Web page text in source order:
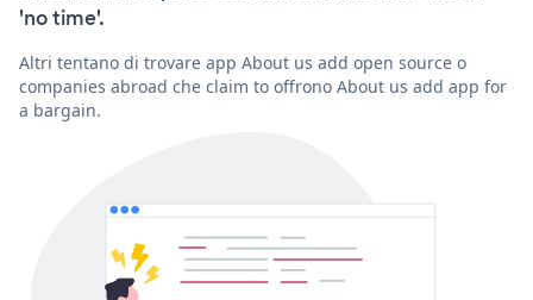
'no time'.
Altri tentano di trovare app About us add open source o
companies abroad che claim to offrono About us add app for
a bargain.